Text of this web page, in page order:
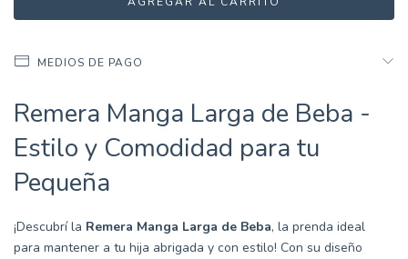
MEDIOS DE PAGO
Remera Manga Larga de Beba -
Estilo y Comodidad para tu
Pequeña
¡Descubrí la Remera Manga Larga de Beba, la prenda ideal
para mantener a tu hija abrigada y con estilo! Con su diseño